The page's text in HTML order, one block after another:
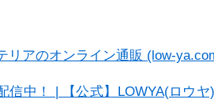
リアのオンライン通販 (low-
信中！ | 【公式】LOWYA(ロウ